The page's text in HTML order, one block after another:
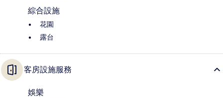
綜合設施
花園
露台
客房設施服務
娛樂